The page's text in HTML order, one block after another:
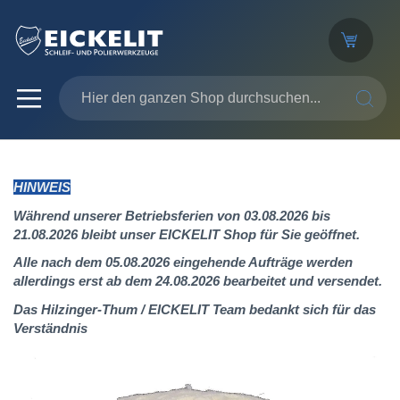
SUCHE
HINWEIS
Während unserer Betriebsferien von 03.08.2026 bis
21.08.2026 bleibt unser EICKELIT Shop für Sie geöffnet.
Alle nach dem 05.08.2026 eingehende Aufträge werden
allerdings erst ab dem 24.08.2026 bearbeitet und versendet.
Das Hilzinger-Thum / EICKELIT Team bedankt sich für das
Verständnis